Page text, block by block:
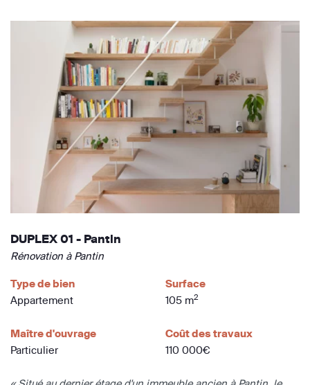
DUPLEX 01 - Pantin
Rénovation à Pantin
Type de bien
Appartement
Surface
105 m2
Maître d'ouvrage
Particulier
Coût des travaux
110 000€